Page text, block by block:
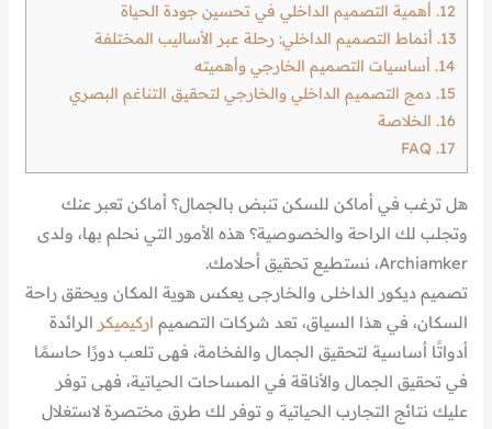
12. أهمية التصميم الداخلي في تحسين جودة الحياة
13. أنماط التصميم الداخلي: رحلة عبر الأساليب المختلفة
14. أساسيات التصميم الخارجي وأهميته
15. دمج التصميم الداخلي والخارجي لتحقيق التناغم البصري
16. الخلاصة
17.
هل ترغب في أماكن للسكن تنبض بالجمال؟ أماكن تعبر عنك
وتجلب لك الراحة والخصوصية؟ هذه الأمور التي نحلم بها، ولدى
Archiamker، نستطيع تحقيق أحلامك.
تصميم ديكور الداخلى والخارجى يعكس هوية المكان ويحقق راحة
السكان، في هذا السياق، تعد شركات التصميم اركيميكر الرائدة
أدواتًا أساسية لتحقيق الجمال والفخامة، فهى تلعب دورًا حاسمًا
في تحقيق الجمال والأناقة في المساحات الحياتية، فهى توفر
عليك نتائج التجارب الحياتية و توفر لك طرق مختصرة لاستغلال